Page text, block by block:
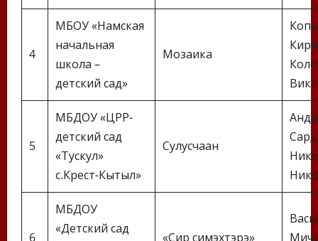
4
МБОУ «Намская
начальная
школа –
детский сад»
Мозаика
5
МБДОУ «ЦРР-
детский сад
«Тускул»
с.Крест-Кытыл»
Сулусчаан
6
МБДОУ
«Детский сад
«Сир симэхтэрэ»